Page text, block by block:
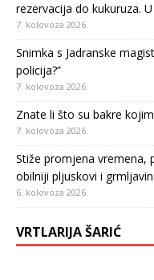
rezervacija do kukuruza.
7. kolovoza 2026.
Snimka s Jadranske
policija?”
7. kolovoza 2026.
Znate li što su bakre
7. kolovoza 2026.
Stiže promjena vremena,
obilniji pljuskovi i
6. kolovoza 2026.
VRTLARIJA ŠARIĆ